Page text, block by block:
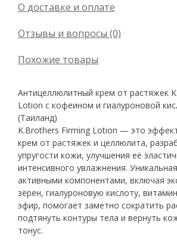
О доставке и оплате
Отзывы и вопросы (0)
Похожие товары
Антицеллюлитный крем от растяжек
Lotion с кофеином и гиалуроновой
(Таиланд)
K.Brothers Firming Lotion — это
крем от растяжек и целлюлита,
упругости кожи, улучшения её
интенсивного увлажнения.
активными компонентами, включая
зёрен, гиалуроновую кислоту,
эфир, помогает заметно сократить
подтянуть контуры тела и вернуть
тонус.